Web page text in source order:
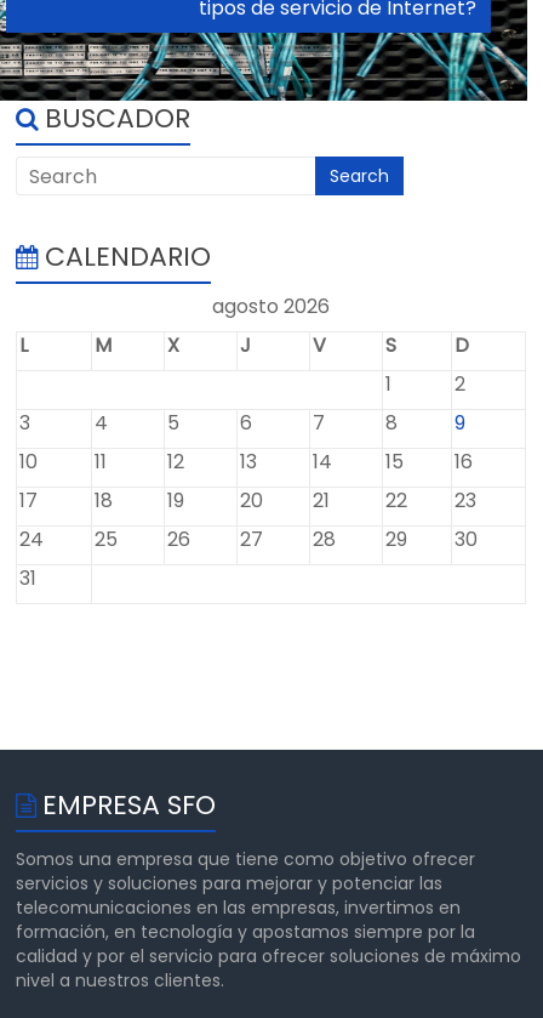
¿En qué se diferencia la fibra óptica de otros
tipos de servicio de Internet?
BUSCADOR
CALENDARIO
agosto 2026
L
M X J V S
D
1
2
3
4 5 6 7 8
9
10
11 12 13 14 15
16
17
18 19 20 21 22
23
24
25 26 27 28 29
30
31
EMPRESA SFO
Somos una empresa que tiene como objetivo ofrecer
servicios y soluciones para mejorar y potenciar las
telecomunicaciones en las empresas, invertimos en
formación, en tecnología y apostamos siempre por la
calidad y por el servicio para ofrecer soluciones de máximo
nivel a nuestros clientes.